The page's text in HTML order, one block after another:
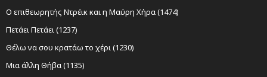
Ο επιθεωρητής Ντρέικ και η Μαύρη Χήρα (1474)
Πετάει Πετάει (1237)
Θέλω να σου κρατάω το χέρι (1230)
Μια άλλη Θήβα (1135)